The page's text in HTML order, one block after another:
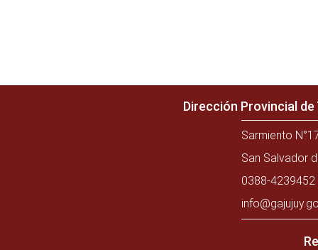
Dirección Provincial
Sarmiento
San Salvador
0388-